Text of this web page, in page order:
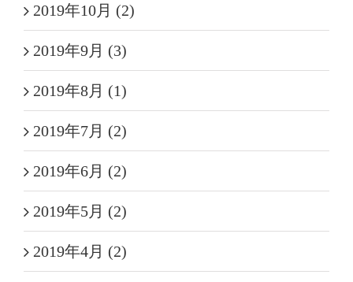
2019年10月 (2)
2019年9月 (3)
2019年8月 (1)
2019年7月 (2)
2019年6月 (2)
2019年5月 (2)
2019年4月 (2)